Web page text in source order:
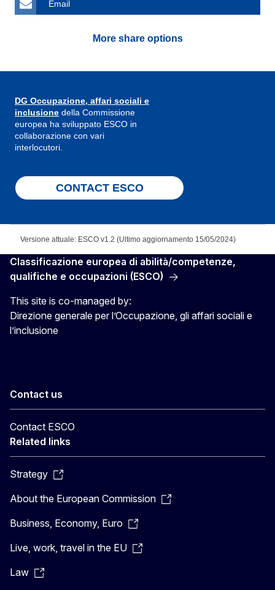
Email
More share options
DG Occupazione, affari sociali e
inclusione della Commissione
europea ha sviluppato ESCO in
collaborazione con vari
interlocutori.
CONTACT ESCO
Versione attuale: ESCO v1.2 (Ultimo aggiornamento 15/05/2024)
Classificazione europea di abilità/competenze,
qualifiche e occupazioni (ESCO)
This site is co-managed by:
Direzione generale per l’Occupazione, gli affari sociali e
l’inclusione
Contact us
Contact ESCO
Related links
Strategy
About the European Commission
Business, Economy, Euro
Live, work, travel in the EU
Law